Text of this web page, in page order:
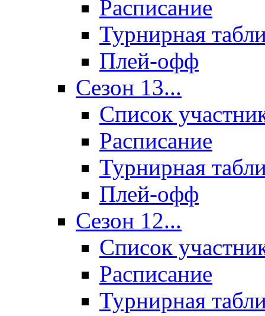
Расписание
Турнирная
Плей-офф
Сезон 13...
Список
Расписание
Турнирная
Плей-офф
Сезон 12...
Список
Расписание
Турнирная